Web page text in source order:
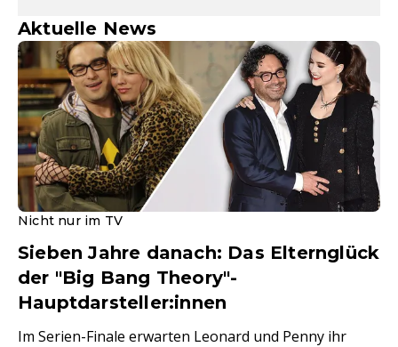
Aktuelle News
Nicht nur im TV
Sieben Jahre danach: Das Elternglück
der "Big Bang Theory"-
Hauptdarsteller:innen
Im Serien-Finale erwarten Leonard und Penny ihr